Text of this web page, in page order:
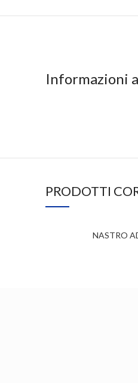
Informazioni
PRODOTTI
NASTRO